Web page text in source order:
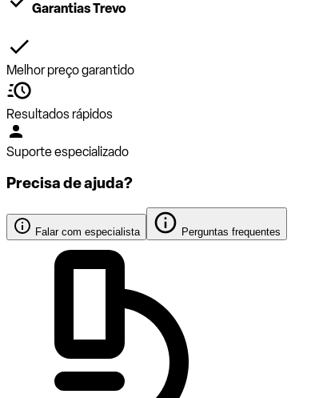
Garantias Trevo
Melhor preço garantido
Resultados rápidos
Suporte especializado
Precisa de ajuda?
Falar com especialista Perguntas frequentes